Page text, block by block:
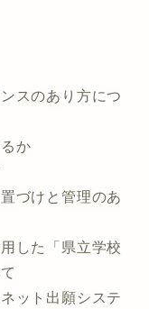
スのあり方につ
か
づけと管理のあ
した「県立学校
ット出願システ